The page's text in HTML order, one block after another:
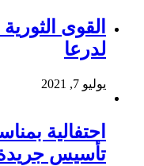
القوى
لدرعا
يوليو 7, 2021
تأسيس جريدة